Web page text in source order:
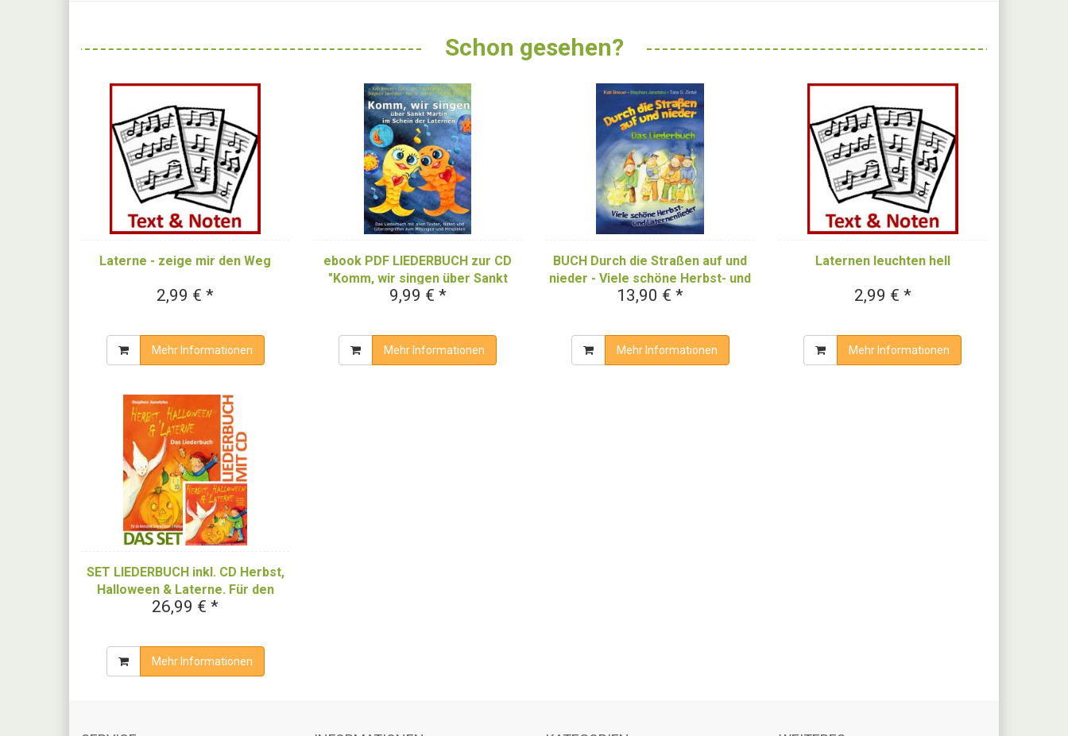
Schon gesehen?
Laterne - zeige mir den Weg
2,99 € *
Mehr Informationen
ebook PDF LIEDERBUCH zur CD
"Komm, wir singen über Sankt
Martin im Schein der Laternen"
9,99 € *
Mehr Informationen
BUCH Durch die Straßen auf und
nieder - Viele schöne Herbst- und
Laternenlieder: Das Liederbuch
13,90 € *
Mehr Informationen
Laternen leuchten hell
2,99 € *
Mehr Informationen
SET LIEDERBUCH inkl. CD Herbst,
Halloween & Laterne. Für den
Herbst: 5 Herbstlieder - 5
26,99 € *
Mehr Informationen